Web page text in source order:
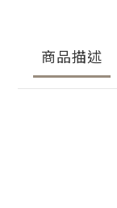
商品描述